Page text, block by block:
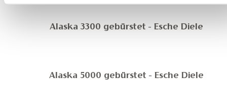
Alaska 3300 gebürstet - Esche Diele
Alaska 5000 gebürstet - Esche Diele